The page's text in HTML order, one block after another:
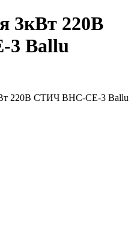
3кВт 220В
3 Ballu